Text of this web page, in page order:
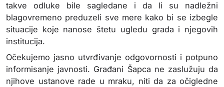
takve odluke bile sagledane i da li su nadležni
blagovremeno preduzeli sve mere kako bi se izbegle
situacije koje nanose štetu ugledu grada i njegovih
institucija.
Očekujemo jasno utvrđivanje odgovornosti i potpuno
informisanje javnosti. Građani Šapca ne zaslužuju da
njihove ustanove rade u mraku, niti da za očigledne